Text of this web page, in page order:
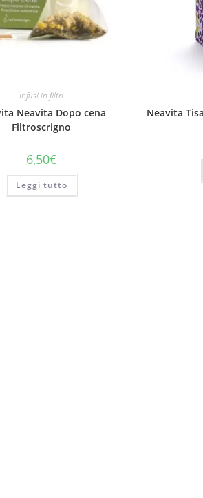
Infusi in filtri
Neavita Dopo cena
Filtroscrigno
6,50€
Leggi tutto
Neavita